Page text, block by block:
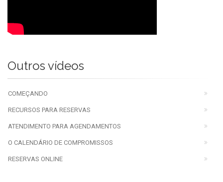
Outros vídeos
COMEÇANDO
RECURSOS PARA RESERVAS
ATENDIMENTO PARA AGENDAMENTOS
O CALENDÁRIO DE COMPROMISSOS
RESERVAS ONLINE